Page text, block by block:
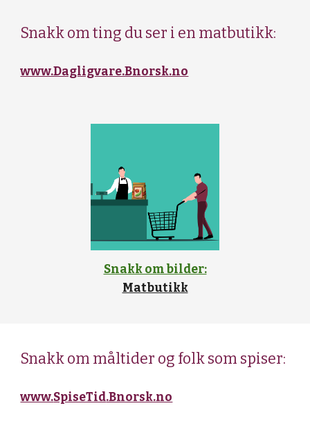
Snakk om ting du ser i en matbutikk:
www.Dagligvare.Bnorsk.no
Snakk om bilder:
Matbutikk
Snakk om måltider og folk som spiser:
www.SpiseTid.Bnorsk.no